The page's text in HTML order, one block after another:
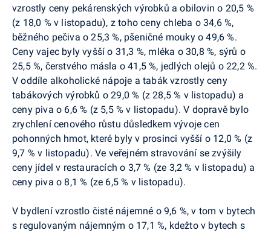
vzrostly ceny pekárenských výrobků a obilovin o 20,5 %
(z 18,0 % v listopadu), z toho ceny chleba o 34,6 %,
běžného pečiva o 25,3 %, pšeničné mouky o 49,6 %.
Ceny vajec byly vyšší o 31,3 %, mléka o 30,8 %, sýrů o
25,5 %, čerstvého másla o 41,5 %, jedlých olejů o 22,2 %.
V oddíle alkoholické nápoje a tabák vzrostly ceny
tabákových výrobků o 29,0 % (z 28,5 % v listopadu) a
ceny piva o 6,6 % (z 5,5 % v listopadu). V dopravě bylo
zrychlení cenového růstu důsledkem vývoje cen
pohonných hmot, které byly v prosinci vyšší o 12,0 % (z
9,7 % v listopadu). Ve veřejném stravování se zvýšily
ceny jídel v restauracích o 3,7 % (ze 3,2 % v listopadu) a
ceny piva o 8,1 % (ze 6,5 % v listopadu).
V bydlení vzrostlo čisté nájemné o 9,6 %, v tom v bytech
s regulovaným nájemným o 17,1 %, kdežto v bytech s